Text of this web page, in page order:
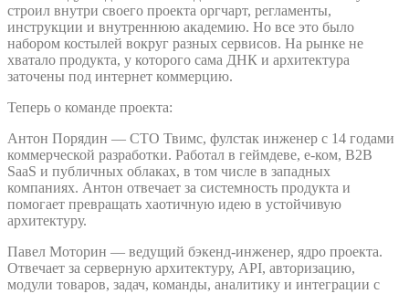
строил внутри своего проекта оргчарт, регламенты,
инструкции и внутреннюю академию. Но все это было
набором костылей вокруг разных сервисов. На рынке не
хватало продукта, у которого сама ДНК и архитектура
заточены под интернет коммерцию.
Теперь о команде проекта:
Антон Порядин — CTO Твимс, фулстак инженер с 14 годами
коммерческой разработки. Работал в геймдеве, е-ком, B2B
SaaS и публичных облаках, в том числе в западных
компаниях. Антон отвечает за системность продукта и
помогает превращать хаотичную идею в устойчивую
архитектуру.
Павел Моторин — ведущий бэкенд-инженер, ядро проекта.
Отвечает за серверную архитектуру, API, авторизацию,
модули товаров, задач, команды, аналитику и интеграции с